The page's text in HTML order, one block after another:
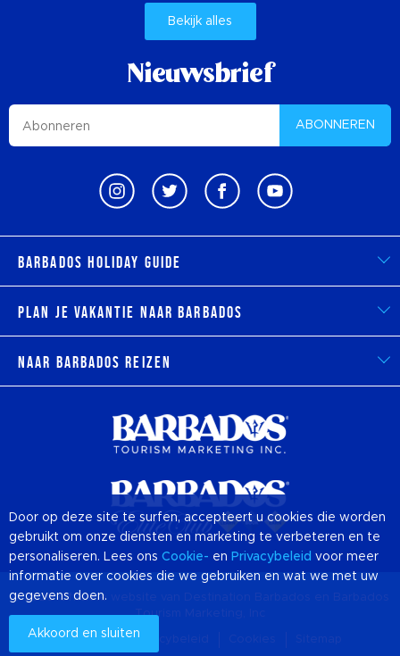
Bekijk alles
Nieuwsbrief
ABONNEREN
Barbados Holiday Guide
Plan je vakantie naar Barbados
Naar Barbados reizen
© 2026 Officiële website van Destination
Tourism Marketing, Inc
Over ons Privacybeleid
Door op deze site te surfen, accepteert u cookies die worden
gebruikt om onze diensten en marketing te verbeteren en te
personaliseren. Lees ons Cookie- en Privacybeleid voor meer
informatie over cookies die we gebruiken en wat we met uw
gegevens doen.
Akkoord en sluiten